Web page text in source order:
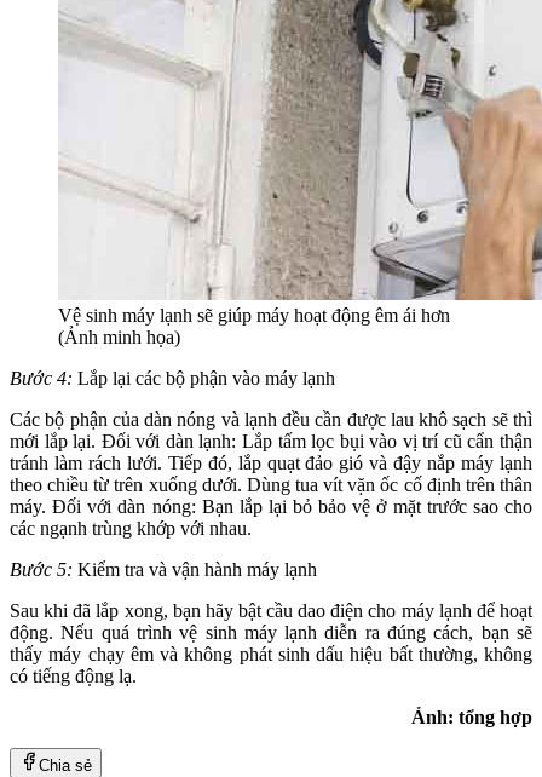
Vệ sinh máy lạnh sẽ giúp máy hoạt động êm ái hơn
(Ảnh minh họa)
Bước 4: Lắp lại các bộ phận vào máy lạnh
Các bộ phận của dàn nóng và lạnh đều cần được lau khô sạch sẽ thì
mới lắp lại. Đối với dàn lạnh: Lắp tấm lọc bụi vào vị trí cũ cẩn thận
tránh làm rách lưới. Tiếp đó, lắp quạt đảo gió và đậy nắp máy lạnh
theo chiều từ trên xuống dưới. Dùng tua vít vặn ốc cố định trên thân
máy. Đối với dàn nóng: Bạn lắp lại bỏ bảo vệ ở mặt trước sao cho
các ngạnh trùng khớp với nhau.
Bước 5: Kiểm tra và vận hành máy lạnh
Sau khi đã lắp xong, bạn hãy bật cầu dao điện cho máy lạnh để hoạt
động. Nếu quá trình vệ sinh máy lạnh diễn ra đúng cách, bạn sẽ
thấy máy chạy êm và không phát sinh dấu hiệu bất thường, không
có tiếng động lạ.
Ảnh: tổng hợp
Chia sẻ